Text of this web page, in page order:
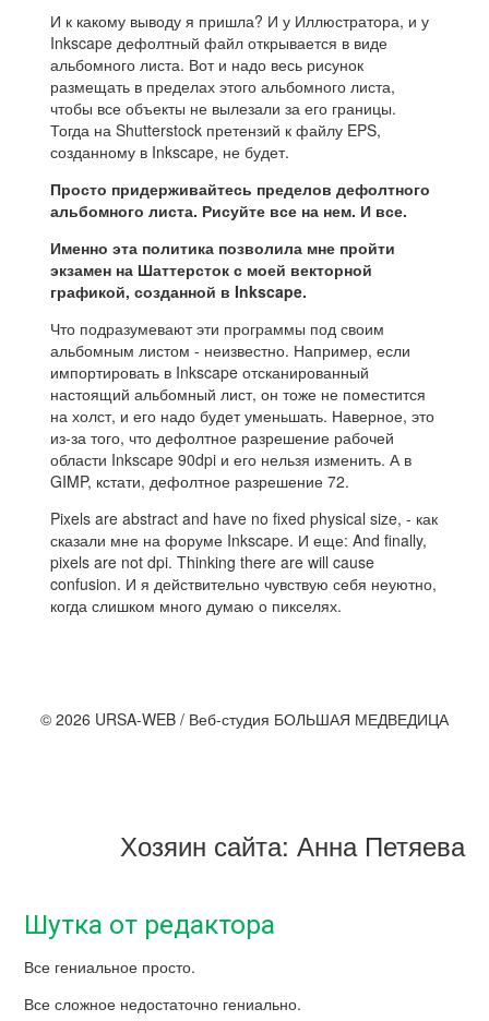
И к какому выводу я пришла? И у Иллюстратора, и у
Inkscape дефолтный файл открывается в виде
альбомного листа. Вот и надо весь рисунок
размещать в пределах этого альбомного листа,
чтобы все объекты не вылезали за его границы.
Тогда на Shutterstock претензий к файлу EPS,
созданному в Inkscape, не будет.
Просто придерживайтесь пределов дефолтного
альбомного листа. Рисуйте все на нем. И все.
Именно эта политика позволила мне пройти
экзамен на Шаттерсток с моей векторной
графикой, созданной в Inkscape.
Что подразумевают эти программы под своим
альбомным листом - неизвестно. Например, если
импортировать в Inkscape отсканированный
настоящий альбомный лист, он тоже не поместится
на холст, и его надо будет уменьшать. Наверное, это
из-за того, что дефолтное разрешение рабочей
области Inkscape 90dpi и его нельзя изменить. А в
GIMP, кстати, дефолтное разрешение 72.
Pixels are abstract and have no fixed physical size, - как
сказали мне на форуме Inkscape. И еще: And finally,
pixels are not dpi. Thinking there are will cause
confusion. И я действительно чувствую себя неуютно,
когда слишком много думаю о пикселях.
© 2026 URSA-WEB / Веб-студия БОЛЬШАЯ МЕДВЕДИЦА
Хозяин сайта: Анна Петяева
Шутка от редактора
Все гениальное просто.
Все сложное недостаточно гениально.